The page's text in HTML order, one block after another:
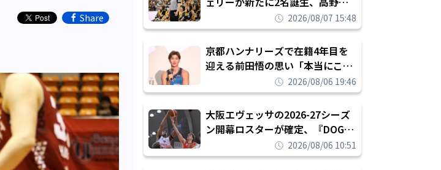
Share
平は16年間続けた会社員生活に別
れを告げてプロ転向を決断
2026/08/07 15:48
京都ハンナリーズで在籍4年目を
迎える前田悟の思い「本当にこの
チームで勝ちたい、負けたまま舐
められたまま終わりたくない」
2026/08/06 19:46
大阪エヴェッサの2026-27シーズ
ン開幕ロスターが確定、『DOG
FIGHT』のチームカルチャーを推
し進めて結果を求めるシーズンへ
2026/08/06 10:51